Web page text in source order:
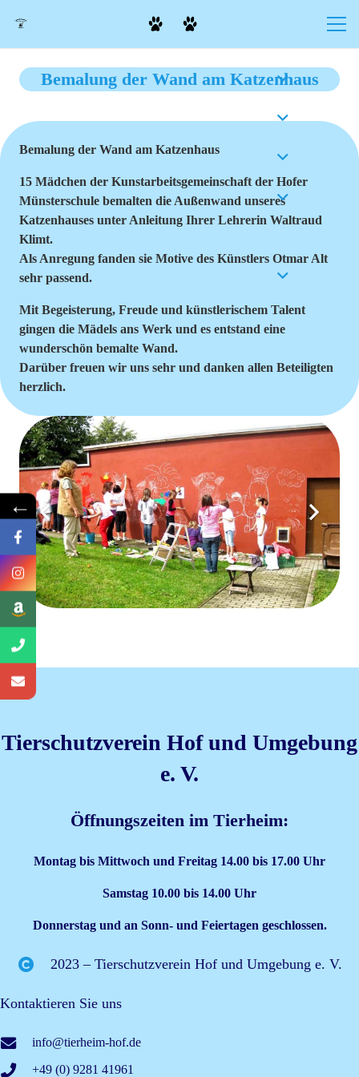
Bemalung der Wand am Katzenhaus
Bemalung der Wand am Katzenhaus
15 Mädchen der Kunstarbeitsgemeinschaft der Hofer
Münsterschule bemalten die Außenwand unseres
Katzenhauses unter Anleitung Ihrer Lehrerin Waltraud
Klimt.
Als Anregung fanden sie Motive des Künstlers Otmar Alt
sehr passend.
Mit Begeisterung, Freude und künstlerischem Talent
gingen die Mädels ans Werk und es entstand eine
wunderschön bemalte Wand.
Darüber freuen wir uns sehr und danken allen Beteiligten
herzlich.
Tierschutzverein Hof und Umgebung
e. V.
Öffnungszeiten im Tierheim:
Montag bis Mittwoch und Freitag 14.00 bis 17.00 Uhr
Samstag 10.00 bis 14.00 Uhr
Donnerstag und an Sonn- und Feiertagen geschlossen.
2023 – Tierschutzverein Hof und Umgebung e. V.
Kontaktieren Sie uns
info@tierheim-hof.de
+49 (0) 9281 41961
←